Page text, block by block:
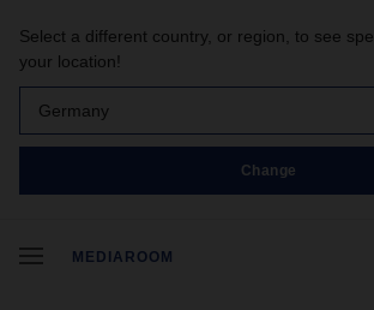
Select a different country, or region, to see
your location!
Germany
Change
MEDIAROOM